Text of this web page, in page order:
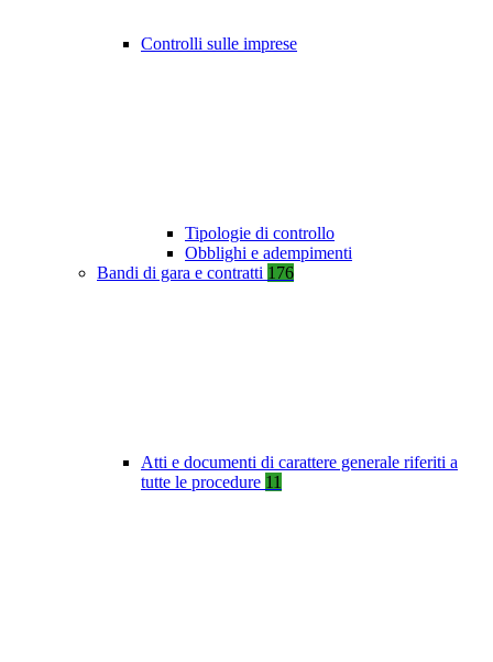
Controlli sulle imprese
Tipologie di controllo
Obblighi e adempimenti
Bandi di gara e contratti 176
Atti e documenti di carattere generale riferiti a
tutte le procedure 11